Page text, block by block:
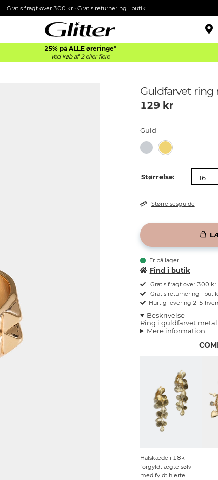
Gratis fragt over 300 kr • Gratis returnering i butik
25% på ALLE øreringe*
Ved køb af 2 eller flere
Guldfarvet
129kr
Guld
Størrelse:
Størrelsesguide
Er på lager
Find i butik
Gratis fragt over 300 kr
Gratis returnering i butik
Hurtig levering 2-5
Beskrivelse
Ring i guldfarvet
Mere information
Halskæde i 18k
forgyldt ægte sølv
med fyldt hjerte